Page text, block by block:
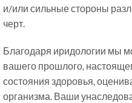
и/или сильные стороны
черт.
Благодаря иридологии мы
вашего прошлого,
состояния здоровья,
организма. Ваши